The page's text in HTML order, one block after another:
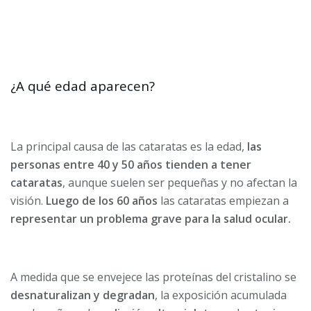
¿A qué edad aparecen?
La principal causa de las cataratas es la edad, las
personas entre 40 y 50 años tienden a tener
cataratas, aunque suelen ser pequeñas y no afectan la
visión. Luego de los 60 años las cataratas empiezan a
representar un problema grave para la salud ocular.
A medida que se envejece las proteínas del cristalino se
desnaturalizan y degradan, la exposición acumulada